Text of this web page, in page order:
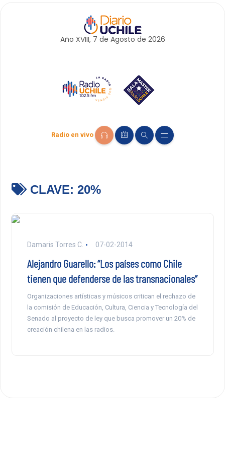
Año XVIII, 7 de Agosto de 2026
Radio en vivo
CLAVE: 20%
Damaris Torres C. 07-02-2014
Alejandro Guarello: “Los países como Chile
tienen que defenderse de las transnacionales”
Organizaciones artísticas y músicos critican el rechazo de
la comisión de Educación, Cultura, Ciencia y Tecnología del
Senado al proyecto de ley que busca promover un 20% de
creación chilena en las radios.